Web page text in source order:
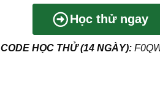
Học thử ngay
CODE HỌC THỬ (14 NGÀY):